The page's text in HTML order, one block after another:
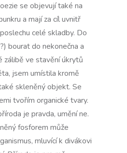
se objevují také na
a mají za cíl uvnitř
celé skladby. Do
bourat do nekonečna a
zálibě ve stavění úkrytů
jsem umístila kromě
skleněný objekt. Se
tvořím organické tvary.
je pravda, umění ne.
fosforem může
mluvící k divákovi